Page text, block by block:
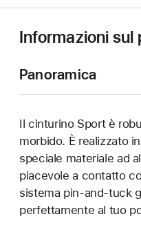
nuova
Informazioni sul
Panoramica
Il cinturino Sport è
morbido. È realizzato
speciale materiale ad
piacevole a contatto
sistema pin-and-tuck
perfettamente al tuo